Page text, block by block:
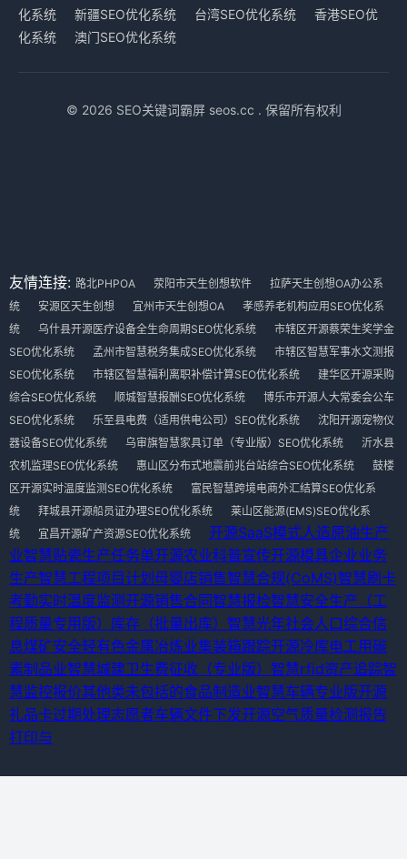
化系统
新疆SEO优化系统 台湾SEO优化系统
香港SEO优
化系统
澳门SEO优化系统
© 2026 SEO关键词霸屏 seos.cc . 保留所有权利
友情连接: 路北PHPOA 荥阳市天生创想软件
拉萨天生创想OA办公系
统
安源区天生创想 宜州市天生创想OA
孝感养老机构应用SEO优化系
统
乌什县开源医疗设备全生命周期SEO优化系统
市辖区开源蔡荣生奖学金
SEO优化系统
孟州市智慧税务集成SEO优化系统
市辖区智慧军事水文测报
SEO优化系统
市辖区智慧福利离职补偿计算SEO优化系统
建华区开源采购
综合SEO优化系统
顺城智慧报酬SEO优化系统
博乐市开源人大常委会公车
SEO优化系统
乐至县电费（适用供电公司）SEO优化系统
沈阳开源宠物仪
器设备SEO优化系统
乌审旗智慧家具订单（专业版）SEO优化系统
沂水县
农机监理SEO优化系统
惠山区分布式地震前兆台站综合SEO优化系统
鼓楼
区开源实时温度监测SEO优化系统
富民智慧跨境电商外汇结算SEO优化系
统
拜城县开源船员证办理SEO优化系统
莱山区能源(EMS)SEO优化系
统
宜昌开源矿产资源SEO优化系统 开源SaaS模式人造原油生产
业智慧贴瓷生产任务单开源农业科普宣传开源模具企业业务
生产智慧工程项目计划 母婴店销售智慧合规(CoMS)智慧刷卡
考勤实时温度监测开源销售合同智慧报检智慧安全生产（工
程质量专用版） 库存（批量出库） 智慧光年社会人口综合信
息煤矿安全轻有色金属冶炼业集装箱跟踪开源冷库电工用碳
素制品业智慧城建卫生费征收（专业版） 智慧rfid资产追踪智
慧监控报价其他类未包括的食品制造业智慧车辆专业版开源
礼品卡过期处理志愿者车辆文件下发开源空气质量检测报告
打印与